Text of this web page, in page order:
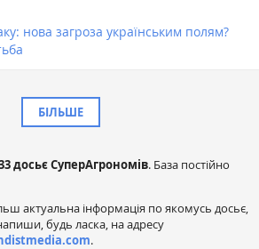
нова загроза українським полям?
БІЛЬШЕ
досьє СуперАгрономів. База постійно
актуальна інформація по якомусь досьє,
будь ласка, на адресу
.